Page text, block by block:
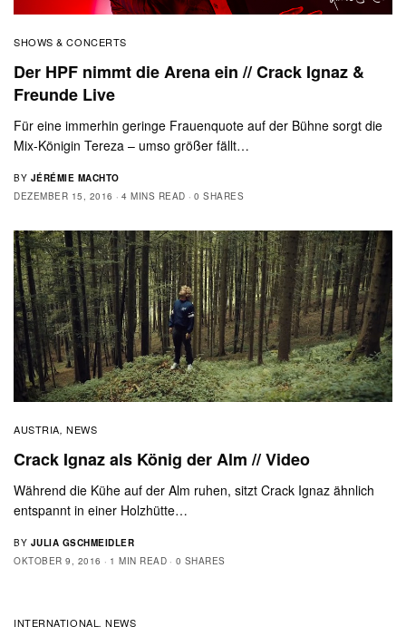
SHOWS & CONCERTS
Der HPF nimmt die Arena ein // Crack Ignaz &
Freunde Live
Für eine immerhin geringe Frauenquote auf der Bühne sorgt die
Mix-Königin Tereza – umso größer fällt…
BY JÉRÉMIE MACHTO
DEZEMBER 15, 2016
4 MINS READ 0 SHARES
AUSTRIA, NEWS
Crack Ignaz als König der Alm // Video
Während die Kühe auf der Alm ruhen, sitzt Crack Ignaz ähnlich
entspannt in einer Holzhütte…
BY JULIA GSCHMEIDLER
OKTOBER 9, 2016
1 MIN READ 0 SHARES
INTERNATIONAL ,NEWS